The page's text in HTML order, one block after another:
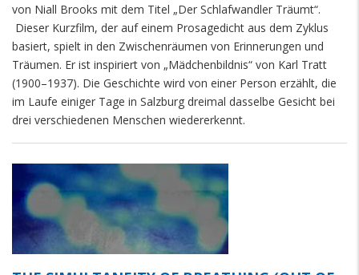
von Niall Brooks mit dem Titel „Der Schlafwandler Träumt“.
Dieser Kurzfilm, der auf einem Prosagedicht aus dem Zyklus
basiert, spielt in den Zwischenräumen von Erinnerungen und
Träumen. Er ist inspiriert von „Mädchenbildnis“ von Karl Tratt
(1900–1937). Die Geschichte wird von einer Person erzählt, die
im Laufe einiger Tage in Salzburg dreimal dasselbe Gesicht bei
drei verschiedenen Menschen wiedererkennt.